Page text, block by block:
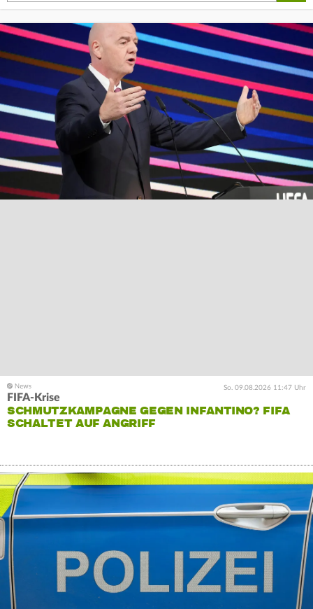
So. 09.08.2026 11:47 Uhr
FIFA-Krise
SCHMUTZKAMPAGNE GEGEN INFANTINO? FIFA
SCHALTET AUF ANGRIFF